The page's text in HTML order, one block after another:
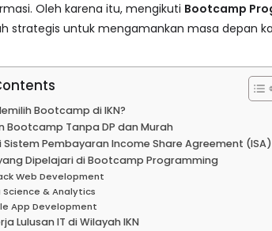
Oleh karena itu, mengikuti Bootcamp
strategis untuk mengamankan masa depan
Bootcamp di IKN?
Bootcamp Tanpa DP dan Murah
Pembayaran Income Share Agreement (ISA)
Dipelajari di Bootcamp Programming
Web Development
Science & Analytics
App Development
Lulusan IT di Wilayah IKN